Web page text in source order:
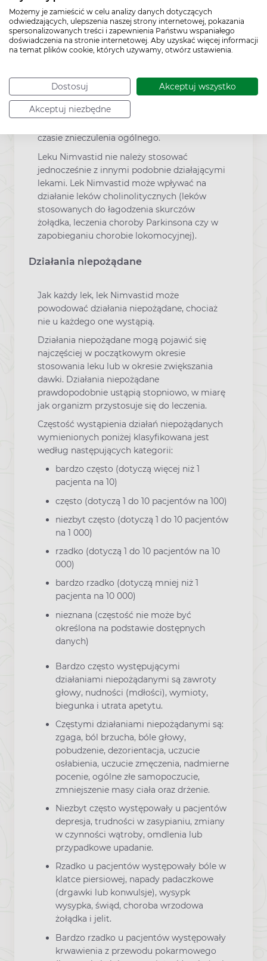
Możemy je zamieścić w celu analizy danych dotyczących
odwiedzających, ulepszenia naszej strony internetowej, pokazania
spersonalizowanych treści i zapewnienia Państwu wspaniałego
doświadczenia na stronie internetowej. Aby uzyskać więcej informacji
na temat plików cookie, których używamy, otwórz ustawienia.
Dostosuj Akceptuj wszystko
Akceptuj niezbędne
o wszystkich przyjmowanych aktualnie lub
ostatnio lekach, również tych, które
wydawane są bez recepty. Jeśli w trakcie
leczenia lekiem Nimvastid zajdzie
poinformować lekarza przed zastosowaniem
znieczulenia ogólnego, ponieważ Nimvastid
może nasilać działanie niektórych leków
czasie znieczulenia ogólnego.
Leku Nimvastid nie należy stosować
jednocześnie z innymi podobnie działającymi
lekami. Lek Nimvastid może wpływać na
działanie leków cholinolitycznych (leków
stosowanych do łagodzenia skurczów
żołądka, leczenia choroby Parkinsona czy w
zapobieganiu chorobie lokomocyjnej).
Działania niepożądane
Jak każdy lek, lek Nimvastid może
powodować działania niepożądane, chociaż
nie u każdego one wystąpią.
Działania niepożądane mogą pojawić się
najczęściej w początkowym okresie
stosowania leku lub w okresie zwiększania
dawki. Działania niepożądane
prawdopodobnie ustąpią stopniowo, w miarę
jak organizm przystosuje się do leczenia.
Częstość wystąpienia działań niepożądanych
wymienionych poniżej klasyfikowana jest
według następujących kategorii:
bardzo często (dotyczą więcej niż 1
pacjenta na 10)
często (dotyczą 1 do 10 pacjentów na 100)
niezbyt często (dotyczą 1 do 10 pacjentów
na 1 000)
rzadko (dotyczą 1 do 10 pacjentów na 10
000)
bardzo rzadko (dotyczą mniej niż 1
pacjenta na 10 000)
nieznana (częstość nie może być
określona na podstawie dostępnych
danych)
Bardzo często występującymi
działaniami niepożądanymi są zawroty
głowy, nudności (mdłości), wymioty,
biegunka i utrata apetytu.
Częstymi działaniami niepożądanymi są:
zgaga, ból brzucha, bóle głowy,
pobudzenie, dezorientacja, uczucie
osłabienia, uczucie zmęczenia, nadmierne
pocenie, ogólne złe samopoczucie,
zmniejszenie masy ciała oraz drżenie.
Niezbyt często występowały u pacjentów
depresja, trudności w zasypianiu, zmiany
w czynności wątroby, omdlenia lub
przypadkowe upadanie.
Rzadko u pacjentów występowały bóle w
klatce piersiowej, napady padaczkowe
(drgawki lub konwulsje), wysypk
wysypka, świąd, choroba wrzodowa
żołądka i jelit.
Bardzo rzadko u pacjentów występowały
krwawienia z przewodu pokarmowego